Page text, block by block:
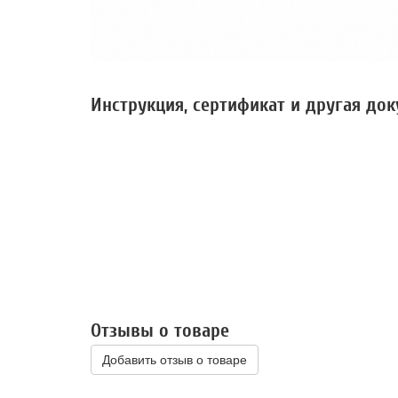
Инструкция, сертификат и другая
Отзывы о товаре
Добавить отзыв о товаре